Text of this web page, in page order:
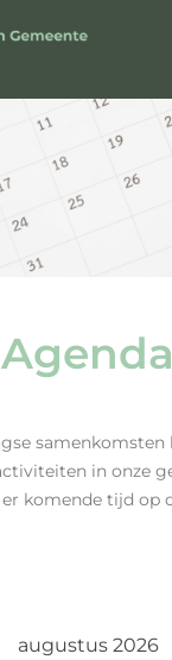
Agenda
samenkomsten
in onze
komende tijd op
augustus 2026